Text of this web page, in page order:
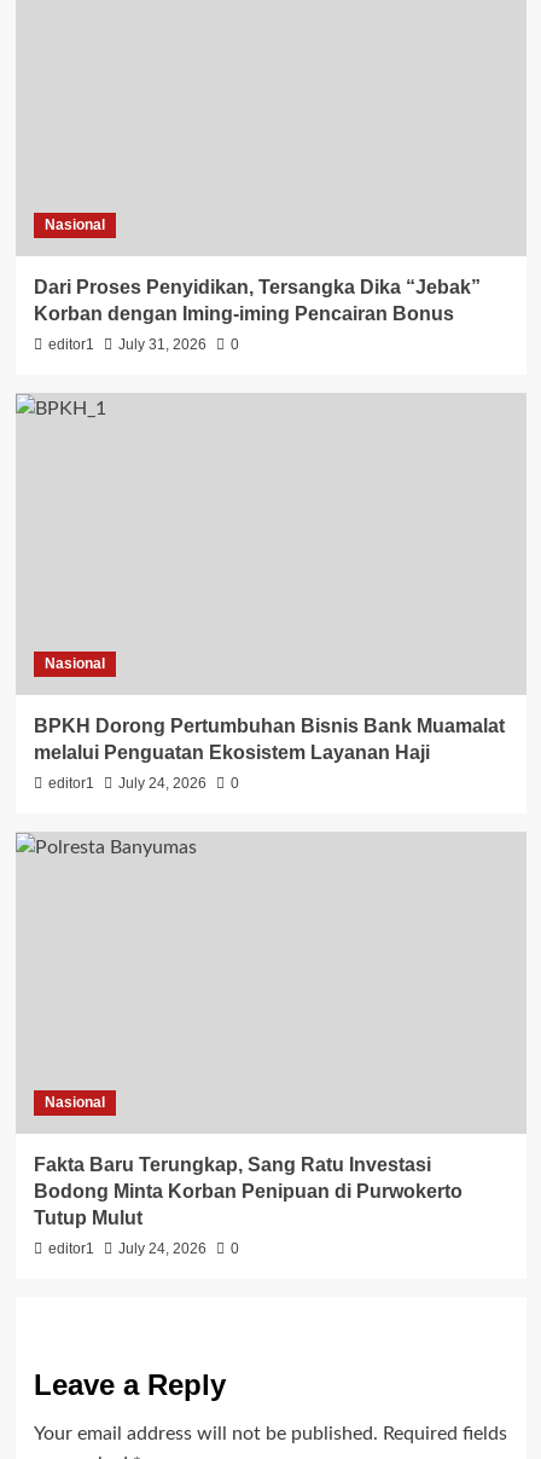
Nasional
Dari Proses Penyidikan, Tersangka Dika “Jebak”
Korban dengan Iming-iming Pencairan Bonus
editor1 July 31, 2026 0
Nasional
BPKH Dorong Pertumbuhan Bisnis Bank Muamalat
melalui Penguatan Ekosistem Layanan Haji
editor1 July 24, 2026 0
Nasional
Fakta Baru Terungkap, Sang Ratu Investasi
Bodong Minta Korban Penipuan di Purwokerto
Tutup Mulut
editor1 July 24, 2026 0
Leave a Reply
Your email address will not be published. Required fields